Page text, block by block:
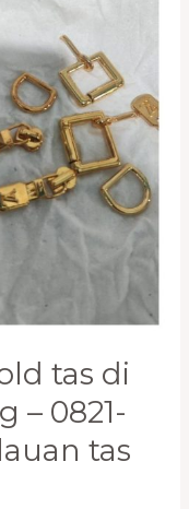
tas di
– 0821-
tas